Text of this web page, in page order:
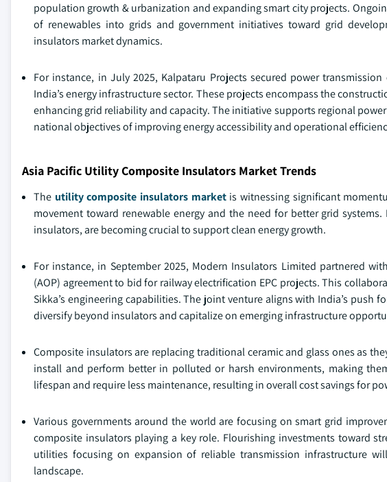
population growth & urbanization and expanding smart city projects.
of renewables into grids and government initiatives toward grid
insulators market dynamics.
For instance, in July 2025, Kalpataru Projects secured power
India’s energy infrastructure sector. These projects encompass the
enhancing grid reliability and capacity. The initiative supports regional
national objectives of improving energy accessibility and operational
Asia Pacific Utility Composite Insulators Market Trends
The utility composite insulators marketis witnessing significant
movement toward renewable energy and the need for better grid
insulators, are becoming crucial to support clean energy growth.
For instance, in September 2025, Modern Insulators Limited partnered
(AOP) agreement to bid for railway electrification EPC projects. This
Sikka’s engineering capabilities. The joint venture aligns with India’s push
diversify beyond insulators and capitalize on emerging infrastructure
Composite insulators are replacing traditional ceramic and glass ones as
install and perform better in polluted or harsh environments, making
lifespan and require less maintenance, resulting in overall cost savings for
Various governments around the world are focusing on smart grid
composite insulators playing a key role. Flourishing investments toward
utilities focusing on expansion of reliable transmission infrastructure
landscape.